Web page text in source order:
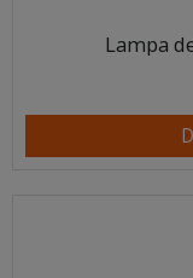
Lampa